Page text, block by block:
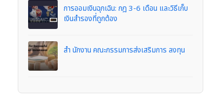
การออมเงินฉุกเฉิน: กฎ 3-6 เดือน และวิธีเก็บ
เงินสำรองที่ถูกต้อง
สํา นักงาน คณะกรรมการส่งเสริมการ ลงทุน